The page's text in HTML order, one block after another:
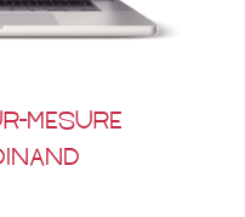
mesure